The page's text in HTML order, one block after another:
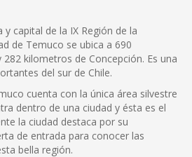
y capital de la IX Región de la
de Temuco se ubica a 690
kilometros de Concepción. Es una
del sur de Chile.
cuenta con la única área silvestre
dentro de una ciudad y ésta es el
la ciudad destaca por su
de entrada para conocer las
bella región.